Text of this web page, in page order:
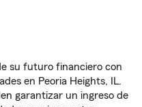
su futuro financiero con
en Peoria Heights, IL.
garantizar un ingreso de